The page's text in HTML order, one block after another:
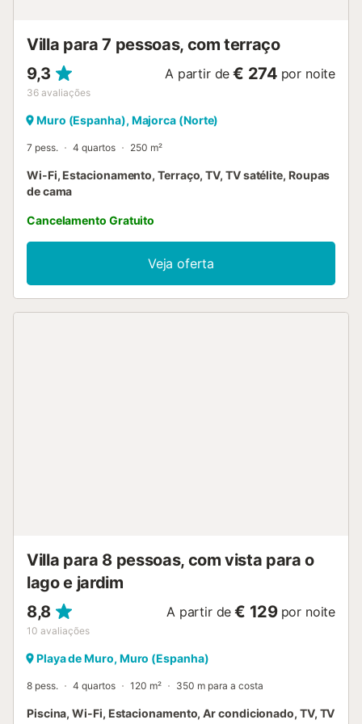
Villa para 7 pessoas, com terraço
9,3
36 avaliações
A partir de € 274 por noite
Muro (Espanha), Majorca (Norte)
7 pess. 4 quartos 250 m²
Wi-Fi, Estacionamento, Terraço, TV, TV satélite, Roupas
de cama
Cancelamento Gratuito
Veja oferta
Villa para 8 pessoas, com vista para o
lago e jardim
8,8
10 avaliações
A partir de € 129 por noite
Playa de Muro, Muro (Espanha)
8 pess. 4 quartos 120 m² 350 m para a costa
Piscina, Wi-Fi, Estacionamento, Ar condicionado, TV, TV